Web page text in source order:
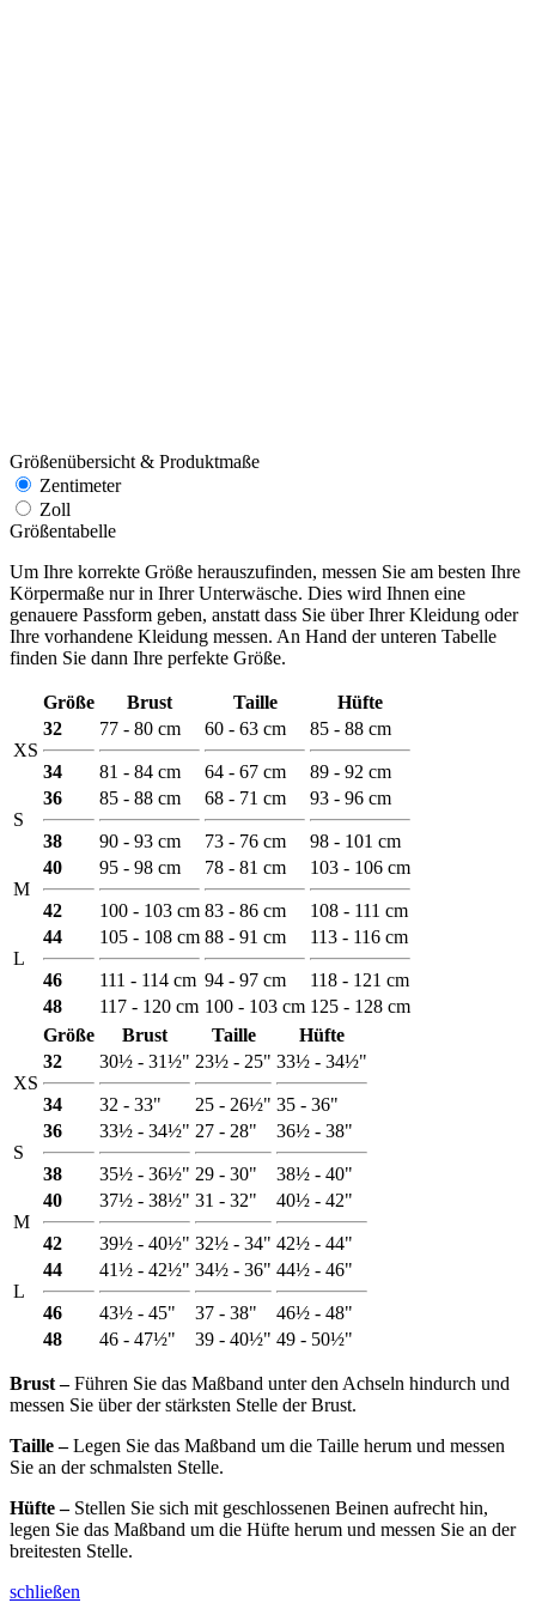
Größenübersicht & Produktmaße
Zentimeter
Zoll
Größentabelle
Um Ihre korrekte Größe herauszufinden, messen Sie am besten Ihre
Körpermaße nur in Ihrer Unterwäsche. Dies wird Ihnen eine
genauere Passform geben, anstatt dass Sie über Ihrer Kleidung oder
Ihre vorhandene Kleidung messen. An Hand der unteren Tabelle
finden Sie dann Ihre perfekte Größe.
Größe Brust Taille Hüfte
XS
32
34
77 - 80 cm
81 - 84 cm
60 - 63 cm
64 - 67 cm
85 - 88 cm
89 - 92 cm
S
36
38
85 - 88 cm
90 - 93 cm
68 - 71 cm
73 - 76 cm
93 - 96 cm
98 - 101 cm
M
40
42
95 - 98 cm
100 - 103 cm
78 - 81 cm
83 - 86 cm
103 - 106 cm
108 - 111 cm
L
44
46
105 - 108 cm
111 - 114 cm
88 - 91 cm
94 - 97 cm
113 - 116 cm
118 - 121 cm
48
117 - 120 cm 100 - 103 cm 125 - 128 cm
Größe
Brust Taille Hüfte
XS
32
34
30½ - 31½"
32 - 33"
23½ - 25"
25 - 26½"
33½ - 34½"
35 - 36"
S
36
38
33½ - 34½"
35½ - 36½"
27 - 28"
29 - 30"
36½ - 38"
38½ - 40"
M
40
42
37½ - 38½"
39½ - 40½"
31 - 32"
32½ - 34"
40½ - 42"
42½ - 44"
L
44
46
41½ - 42½"
43½ - 45"
34½ - 36"
37 - 38"
44½ - 46"
46½ - 48"
48
46 - 47½" 39 - 40½" 49 - 50½"
Brust ‒Führen Sie das Maßband unter den Achseln hindurch und
messen Sie über der stärksten Stelle der Brust.
Taille ‒Legen Sie das Maßband um die Taille herum und messen
Sie an der schmalsten Stelle.
Hüfte ‒Stellen Sie sich mit geschlossenen Beinen aufrecht hin,
legen Sie das Maßband um die Hüfte herum und messen Sie an der
breitesten Stelle.
schließen